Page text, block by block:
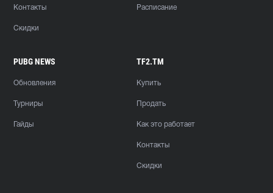
Контакты
Скидки
Расписание
PUBG NEWS
Обновления
Турниры
Гайды
TF2.TM
Купить
Продать
Как это работает
Контакты
Скидки